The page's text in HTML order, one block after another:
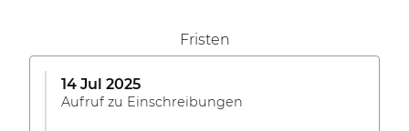
Fristen
14 Jul 2025
Aufruf zu Einschreibungen